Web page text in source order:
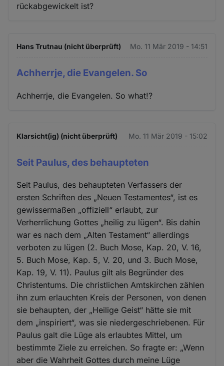
rückabgewickelt ist?
Hans Trutnau (nicht überprüft) Mo. 11 Mär 2019 - 14:51
Achherrje, die Evangelen. So
Achherrje, die Evangelen. So what!?
Klarsicht(ig) (nicht überprüft) Mo. 11 Mär 2019 - 15:02
Seit Paulus, des behaupteten
Seit Paulus, des behaupteten Verfassers der
ersten Schriften des „Neuen Testamentes“, ist es
gewissermaßen „offiziell“ erlaubt, zur
Verherrlichung Gottes „heilig zu lügen“. Bis dahin
war es nach dem „Alten Testament“ allerdings
verboten zu lügen (2. Buch Mose, Kap. 20, V. 16,
5. Buch Mose, Kap. 5, V. 20, und 3. Buch Mose,
Kap. 19, V. 11). Paulus gilt als Begründer des
Christentums. Die christlichen Amtskirchen zählen
ihn zum erlauchten Kreis der Personen, von denen
sie behaupten, der „Heilige Geist“ hätte sie mit
dem „inspiriert“, was sie niedergeschriebenen. Für
Paulus galt die Lüge als erlaubtes Mittel, um
bestimmte Ziele zu erreichen. So fragte er: „Wenn
aber die Wahrheit Gottes durch meine Lüge